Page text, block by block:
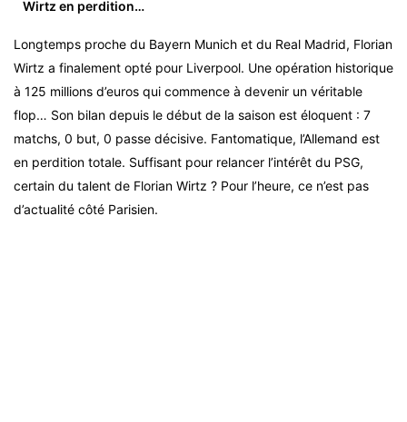
Wirtz en perdition…
Longtemps proche du Bayern Munich et du Real Madrid, Florian
Wirtz a finalement opté pour Liverpool. Une opération historique
à 125 millions d’euros qui commence à devenir un véritable
flop… Son bilan depuis le début de la saison est éloquent : 7
matchs, 0 but, 0 passe décisive. Fantomatique, l’Allemand est
en perdition totale. Suffisant pour relancer l’intérêt du PSG,
certain du talent de Florian Wirtz ? Pour l’heure, ce n’est pas
d’actualité côté Parisien.